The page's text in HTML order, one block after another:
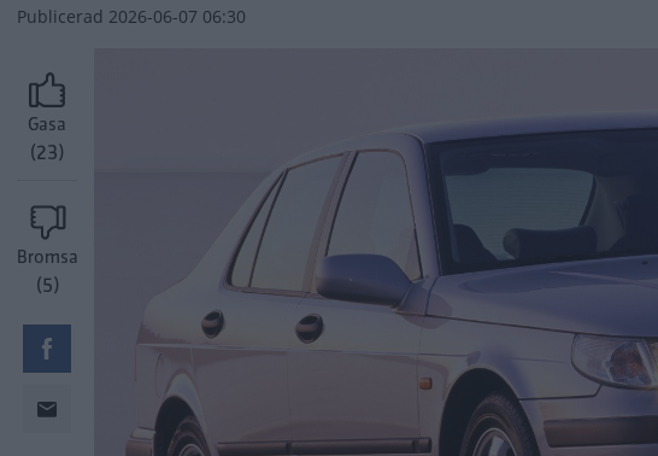
Publicerad 2026-06-07 06:30
Gasa
(23)
Bromsa
(5)